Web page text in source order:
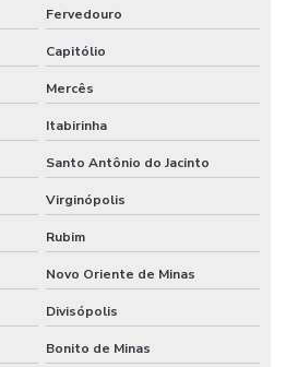
Fervedouro
Capitólio
Mercês
Itabirinha
Santo Antônio do Jacinto
Virginópolis
Rubim
Novo Oriente de Minas
Divisópolis
Bonito de Minas